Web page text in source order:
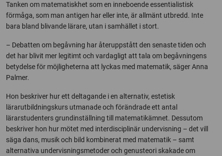
Tanken om matematiskhet som en inneboende essentialistisk
förmåga, som man antigen har eller inte, är allmänt utbredd. Inte
bara bland blivande lärare, utan i samhället i stort.
– Debatten om begåvning har återuppstått den senaste tiden och
det har blivit mer legitimt och vardagligt att tala om begåvningens
betydelse för möjligheterna att lyckas med matematik, säger Anna
Palmer.
Hon beskriver hur ett deltagande i en alternativ, estetisk
lärarutbildningskurs utmanade och förändrade ett antal
lärarstudenters grundinställning till matematikämnet. Dessutom
beskriver hon hur mötet med interdisciplinär undervisning – det vill
säga dans, musik och bild kombinerat med matematik – samt
alternativa undervisningsmetoder och genusteori skakade om